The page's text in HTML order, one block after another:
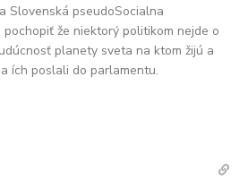
Slovenská pseudoSocialna
pochopiť že niektorý politikom nejde o
planety sveta na ktom žijú a
ích poslali do parlamentu.